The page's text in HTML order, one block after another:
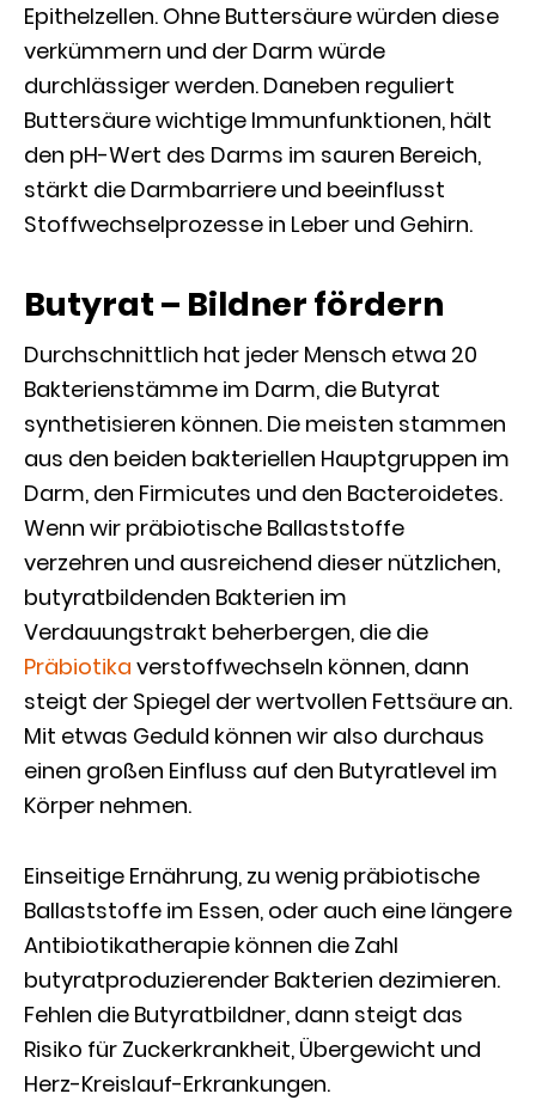
Epithelzellen. Ohne Buttersäure würden diese
verkümmern und der Darm würde
durchlässiger werden. Daneben reguliert
Buttersäure wichtige Immunfunktionen, hält
den pH-Wert des Darms im sauren Bereich,
stärkt die Darmbarriere und beeinflusst
Stoffwechselprozesse in Leber und Gehirn.
Butyrat – Bildner fördern
Durchschnittlich hat jeder Mensch etwa 20
Bakterienstämme im Darm, die Butyrat
synthetisieren können. Die meisten stammen
aus den beiden bakteriellen Hauptgruppen im
Darm, den Firmicutes und den Bacteroidetes.
Wenn wir präbiotische Ballaststoffe
verzehren und ausreichend dieser nützlichen,
butyratbildenden Bakterien im
Verdauungstrakt beherbergen, die die
Präbiotika verstoffwechseln können, dann
steigt der Spiegel der wertvollen Fettsäure an.
Mit etwas Geduld können wir also durchaus
einen großen Einfluss auf den Butyratlevel im
Körper nehmen.
Einseitige Ernährung, zu wenig präbiotische
Ballaststoffe im Essen, oder auch eine längere
Antibiotikatherapie können die Zahl
butyratproduzierender Bakterien dezimieren.
Fehlen die Butyratbildner, dann steigt das
Risiko für Zuckerkrankheit, Übergewicht und
Herz-Kreislauf-Erkrankungen.